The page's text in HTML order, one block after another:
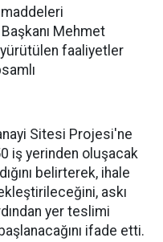
Mehmet
faaliyetler
Sitesi Projesi'ne
iş yerinden oluşacak
belirterek, ihale
askı
yer teslimi
ifade etti.